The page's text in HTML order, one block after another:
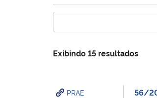
Exibindo 15 resultados
PRAE
56/